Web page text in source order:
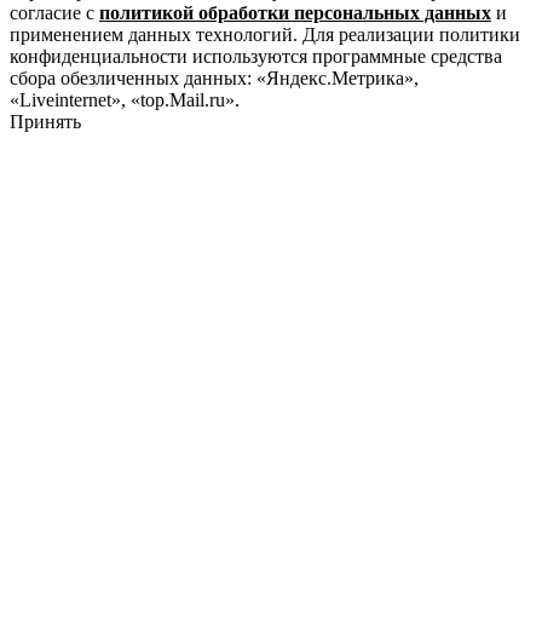
согласие с политикой обработки персональных данных и
применением данных технологий. Для реализации политики
конфиденциальности используются программные средства
сбора обезличенных данных: «Яндекс.Метрика»,
«Liveinternet», «top.Mail.ru».
Принять